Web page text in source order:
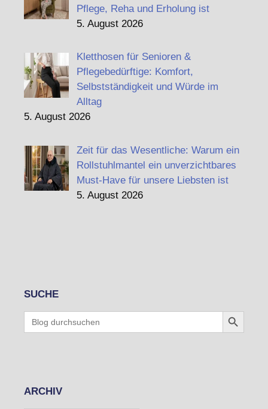
Pflege, Reha und Erholung ist
5. August 2026
Kletthosen für Senioren &
Pflegebedürftige: Komfort,
Selbstständigkeit und Würde im
Alltag
5. August 2026
Zeit für das Wesentliche: Warum ein
Rollstuhlmantel ein unverzichtbares
Must-Have für unsere Liebsten ist
5. August 2026
SUCHE
for:
Search Button
ARCHIV